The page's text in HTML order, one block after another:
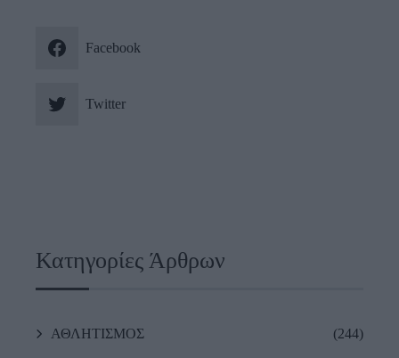
Facebook
Twitter
Κατηγορίες Άρθρων
ΑΘΛΗΤΙΣΜΟΣ (244)